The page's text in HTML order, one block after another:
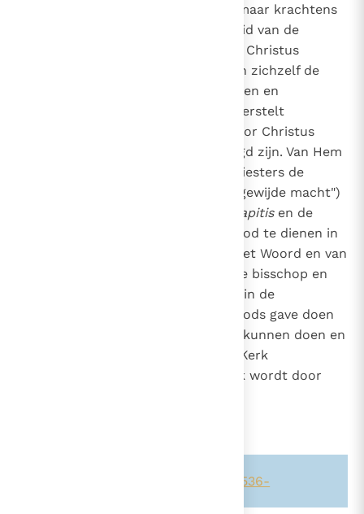
en handelt niet op eigen gezag, maar krachtens
het gezag van Christus: niet als lid van de
gemeenschap, maar in naam van Christus
spreekt hij tot haar. Niemand kan zichzelf de
genade schenken, ze moet gegeven en
aangeboden worden. Dat veronderstelt
bedienaren van de genade die door Christus
daartoe gemachtigd en gerechtigd zijn. Van Hem
ontvangen de bisschoppen en priesters de
zending en de bevoegdheid (de "gewijde macht")
in persona Christi Capitis en de
diakens de kracht het volk van God te dienen in
van de liturgie, van het Woord en van
de liefde, in gemeenschap met de bisschop en
zijn presbyterium. Dit ambt waarin de
gezondenen van Christus door Gods gave doen
en geven wat zij uit zichzelf niet kunnen doen en
geven, noemt de traditie van de Kerk
"sacrament". Het ambt in de Kerk wordt door
-1536-